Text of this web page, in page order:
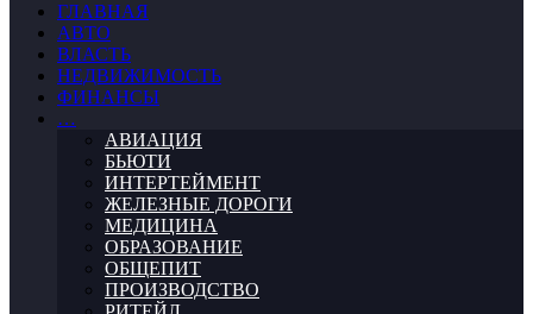
ГЛАВНАЯ
АВТО
ВЛАСТЬ
НЕДВИЖИМОСТЬ
ФИНАНСЫ
…
АВИАЦИЯ
БЬЮТИ
ИНТЕРТЕЙМЕНТ
ЖЕЛЕЗНЫЕ ДОРОГИ
МЕДИЦИНА
ОБРАЗОВАНИЕ
ОБЩЕПИТ
ПРОИЗВОДСТВО